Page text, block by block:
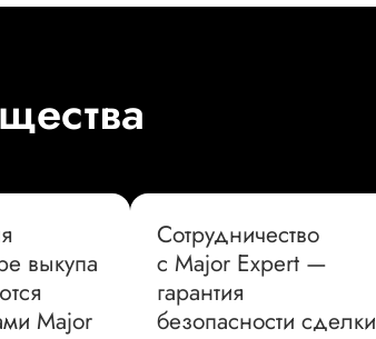
выкупа
Major
Сотрудничество
с Major Expert —
гарантия
безопасности сделки